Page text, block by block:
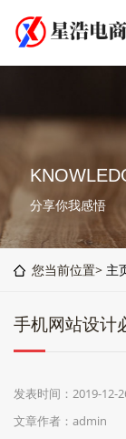
分享你我感悟
您当前位置> 主
手机网站设计
发表时间：2019-12-
文章作者：admin